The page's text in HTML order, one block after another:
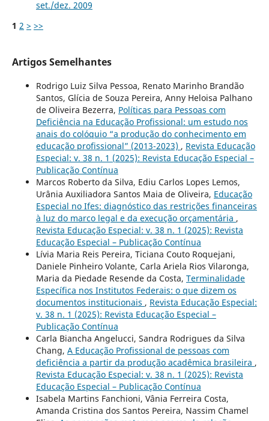
set./dez. 2009
1 2 > >>
Artigos Semelhantes
Rodrigo Luiz Silva Pessoa, Renato Marinho Brandão
Santos, Glícia de Souza Pereira, Anny Heloisa Palhano
de Oliveira Bezerra, Políticas para Pessoas com
Deficiência na Educação Profissional: um estudo nos
anais do colóquio “a produção do conhecimento em
educação profissional” (2013-2023) , Revista Educação
Especial: v. 38 n. 1 (2025): Revista Educação Especial –
Publicação Contínua
Marcos Roberto da Silva, Ediu Carlos Lopes Lemos,
Urânia Auxiliadora Santos Maia de Oliveira, Educação
Especial no Ifes: diagnóstico das restrições financeiras
à luz do marco legal e da execução orçamentária ,
Revista Educação Especial: v. 38 n. 1 (2025): Revista
Educação Especial – Publicação Contínua
Lívia Maria Reis Pereira, Ticiana Couto Roquejani,
Daniele Pinheiro Volante, Carla Ariela Rios Vilaronga,
Maria da Piedade Resende da Costa, Terminalidade
Específica nos Institutos Federais: o que dizem os
documentos institucionais , Revista Educação Especial:
v. 38 n. 1 (2025): Revista Educação Especial –
Publicação Contínua
Carla Biancha Angelucci, Sandra Rodrigues da Silva
Chang, A Educação Profissional de pessoas com
deficiência a partir da produção acadêmica brasileira ,
Revista Educação Especial: v. 38 n. 1 (2025): Revista
Educação Especial – Publicação Contínua
Isabela Martins Fanchioni, Vânia Ferreira Costa,
Amanda Cristina dos Santos Pereira, Nassim Chamel